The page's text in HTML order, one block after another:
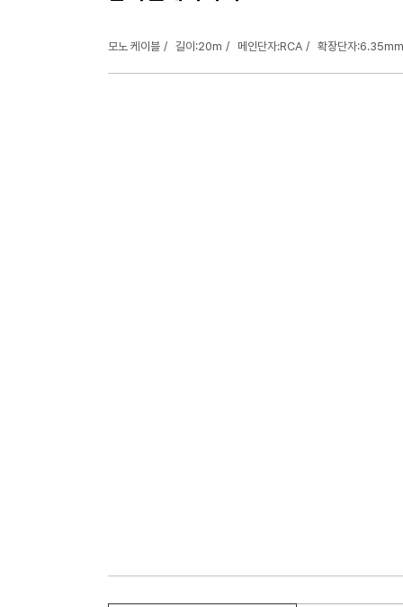
모노 케이블 길이:20m 메인단자:RCA 확장단자